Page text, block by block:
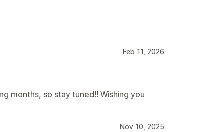
Feb 11, 2026
months, so stay tuned!! Wishing you
Nov 10, 2025